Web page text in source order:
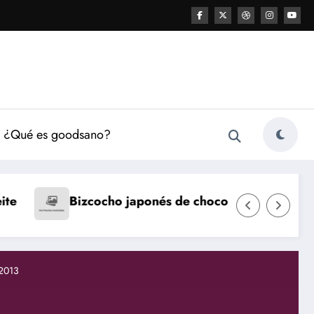
¿Qué es goodsano?
de chocolate Natillas caseras